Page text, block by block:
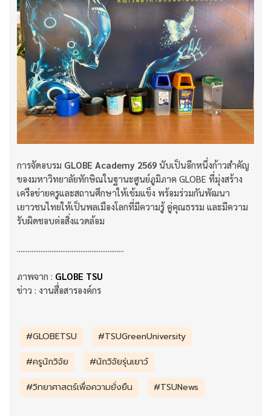
การจัดอบรม GLOBE Academy 2569 นับเป็นอีกหนึ่งก้าวสำคัญ
ของมหาวิทยาลัยทักษิณในฐานะศูนย์ภูมิภาค GLOBE ที่มุ่งสร้าง
เครือข่ายครูและสถานศึกษาให้เข้มแข็ง พร้อมร่วมกันพัฒนา
เยาวชนไทยให้เป็นพลเมืองโลกที่มีความรู้ คู่คุณธรรม และมีความ
รับผิดชอบต่อสิ่งแวดล้อม
...........................................................
ภาพจาก : GLOBE TSU
ข่าว : งานสื่อสารองค์กร
#GLOBETSU
#TSUGreenUniversity
#ครูนักวิจัย
#นักวิจัยรุ่นเยาว์
#วิทยาศาสตร์เพื่อความยั่งยืน
#TSUNews